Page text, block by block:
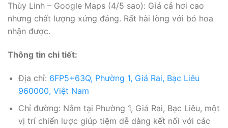
Thùy Linh – Google Maps (4/5 sao): Giá cả hơi cao
nhưng chất lượng xứng đáng. Rất hài lòng với bó hoa
nhận được.
Thông tin chi tiết:
Địa chỉ: 6FP5+63Q, Phường 1, Giá Rai, Bạc Liêu
960000, Việt Nam
Chỉ đường: Nằm tại Phường 1, Giá Rai, Bạc Liêu, một
vị trí chiến lược giúp tiệm dễ dàng kết nối với các